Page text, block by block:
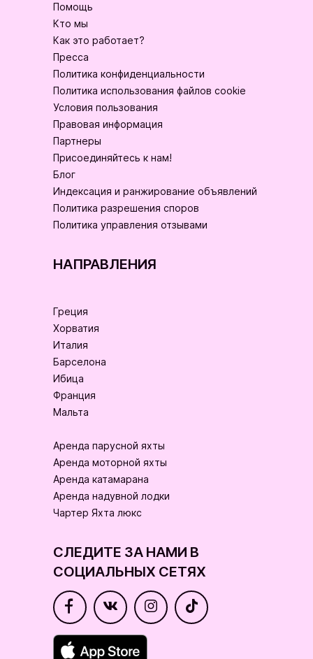
Помощь
Кто мы
Как это работает?
Пресса
Политика конфиденциальности
Политика использования файлов cookie
Условия пользования
Правовая информация
Партнеры
Присоединяйтесь к нам!
Блог
Индексация и ранжирование объявлений
Политика разрешения споров
Политика управления отзывами
НАПРАВЛЕНИЯ
Греция
Хорватия
Италия
Барселона
Ибица
Франция
Мальта
Аренда парусной яхты
Аренда моторной яхты
Аренда катамарана
Аренда надувной лодки
Чартер Яхта люкс
СЛЕДИТЕ ЗА НАМИ В
СОЦИАЛЬНЫХ СЕТЯХ